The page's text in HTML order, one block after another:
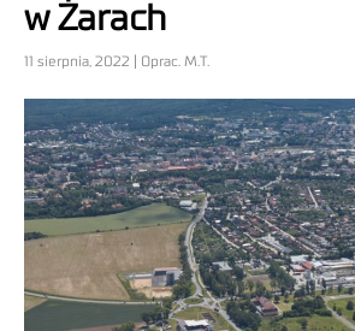
w Żarach
11 sierpnia, 2022 | Oprac. M.T.